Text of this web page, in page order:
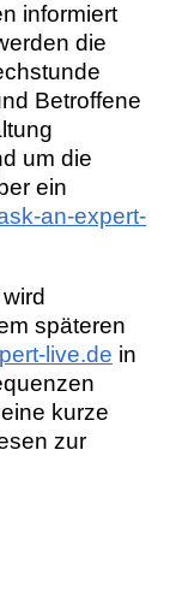
informiert
die
Betroffene
um die
ein
an-expert-
späteren
live.de in
kurze
zur